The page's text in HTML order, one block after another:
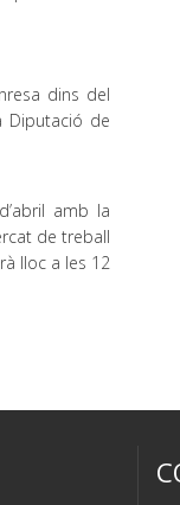
dins del
Diputació de
amb la
de treball
lloc a les 12